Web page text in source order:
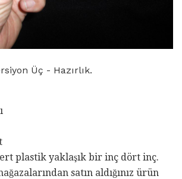
Üç - Hazırlık.
plastik yaklaşık bir inç dört inç.
satın aldığınız ürün